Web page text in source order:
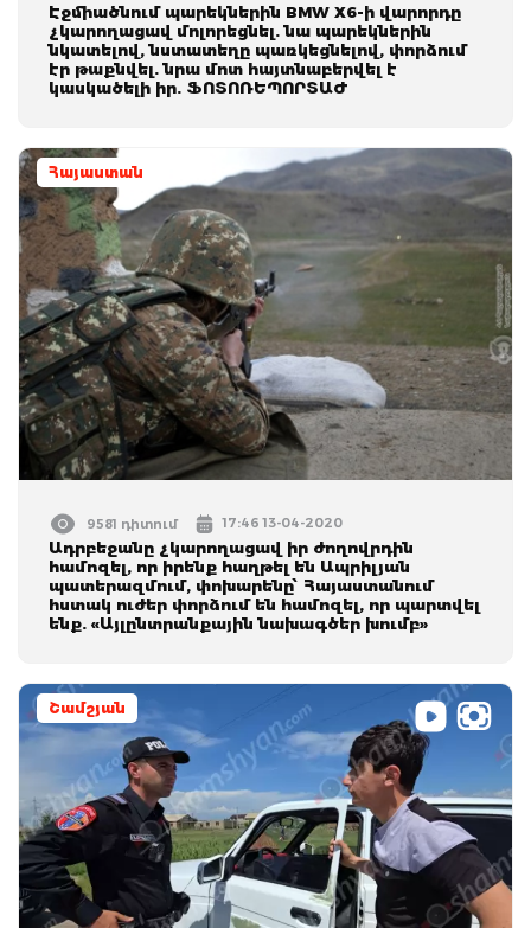
Էջմիածնում պարեկներին BMW X6-ի վարորդը
չկարողացավ մոլորեցնել. նա պարեկներին
նկատելով, նստատեղը պառկեցնելով, փորձում
էր թաքնվել. նրա մոտ հայտնաբերվել է
կասկածելի իր. ՖՈՏՈՌԵՊՈՐՏԱԺ
Հայաստան
9581 դիտում 17:46 13-04-2020
Ադրբեջանը չկարողացավ իր ժողովրդին
համոզել, որ իրենք հաղթել են Ապրիլյան
պատերազմում, փոխարենը՝ Հայաստանում
հստակ ուժեր փորձում են համոզել, որ պարտվել
ենք. «Այլընտրանքային նախագծեր խումբ»
Շամշյան